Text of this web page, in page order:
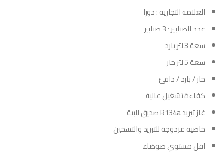
العلامه التجاريه : دورا
عدد الصنابير : 3 صنابير
سعة 3 لتر بارد
سعة 5 لتر حار
حار / بارد / دافئ
كفاءة تشغيل عالية
غاز تبريد R134a صديق للبية
خاصيه مزدوجة للتبريد والتسخين
اقل مستوي ضوضاء